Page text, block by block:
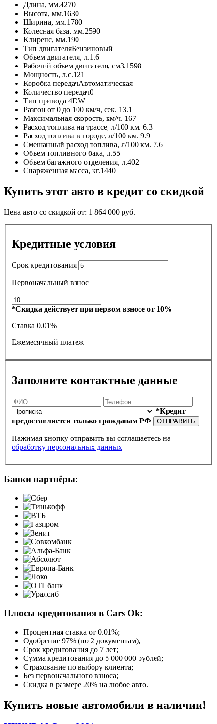
Длина, мм.4270
Высота, мм.1630
Ширина, мм.1780
Колесная база, мм.2590
Клиренс, мм.190
Тип двигателяБензиновый
Объем двигателя, л.1.6
Рабочий объем двигателя, см3.1598
Мощность, л.с.121
Коробка передачАвтоматическая
Количество передач0
Тип привода 4DW
Разгон от 0 до 100 км/ч, сек. 13.1
Максимальная скорость, км/ч. 167
Расход топлива на трассе, л/100 км. 6.3
Расход топлива в городе, л/100 км. 9.9
Смешанный расход топлива, л/100 км. 7.6
Объем топливного бака, л.55
Объем багажного отделения, л.402
Снаряженная масса, кг.1440
Купить этот авто в кредит со скидкой
Цена авто со скидкой от: 1 864 000 руб.
Кредитные условия
Срок кредитования
Первоначальный взнос
*Скидка действует при первом взносе от 10%
Ставка 0.01%
Ежемесячный платеж
Заполните контактные данные
*Кредит
предоставляется только гражданам РФ
ОТПРАВИТЬ
Нажимая кнопку отправить вы соглашаетесь на
обработку персональных данных
Банки партнёры:
Плюсы кредитования в Cars Ok:
Процентная ставка от 0.01%;
Одобрение 97% (по 2 документам);
Срок кредитования до 7 лет;
Сумма кредитования до 5 000 000 рублей;
Страхование по выбору клиента;
Без первоначального взноса;
Скидка в размере 20% на любое авто.
Купить новые автомобили в наличии!